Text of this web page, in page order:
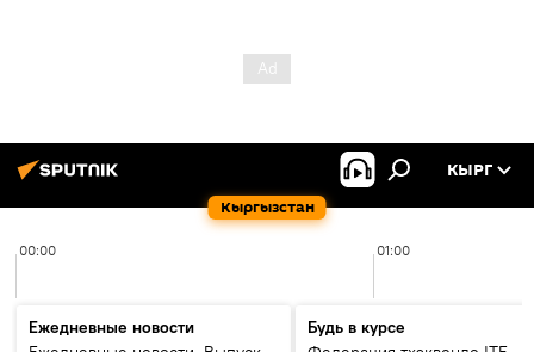
Кыргызстан
КЫРГ
00:00 01:00
Ежедневные новости
Будь в курсе